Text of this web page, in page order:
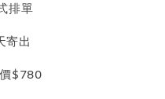
加入購物車
排單
寄出
$780